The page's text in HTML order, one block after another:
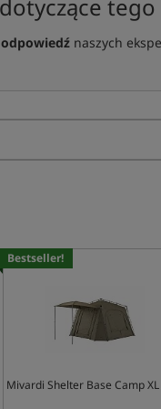
naszych
Bestseller!
Mivardi Shelter Base Camp XL